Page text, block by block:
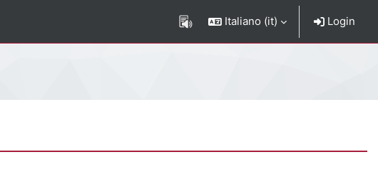
Italiano ‎(it)‎ Login